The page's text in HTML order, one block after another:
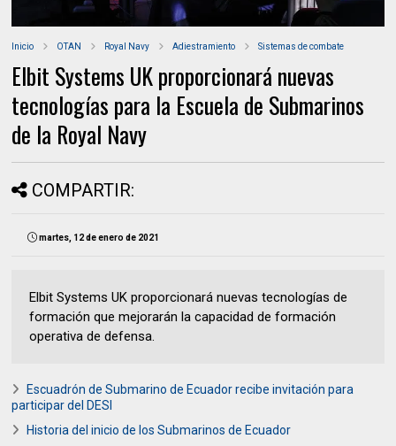
Inicio OTAN Royal Navy Adiestramiento Sistemas de combate
Elbit Systems UK proporcionará nuevas
tecnologías para la Escuela de Submarinos
de la Royal Navy
COMPARTIR:
martes, 12 de enero de 2021
Elbit Systems UK proporcionará nuevas tecnologías de
formación que mejorarán la capacidad de formación
operativa de defensa.
Escuadrón de Submarino de Ecuador recibe invitación para
participar del DESI
Historia del inicio de los Submarinos de Ecuador